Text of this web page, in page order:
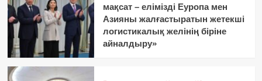
мақсат – елімізді Еуропа мен
Азияны жалғастыратын жетекші
логистикалық желінің біріне
айналдыру»